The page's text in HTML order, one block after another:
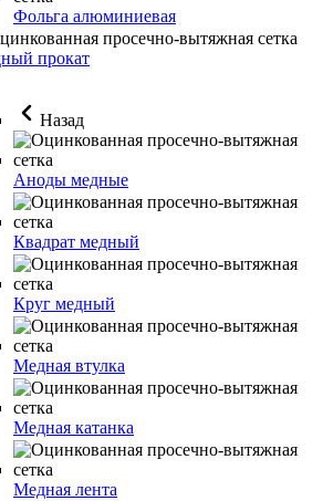
Фольга алюминиевая
прокат
Назад
Аноды медные
Квадрат медный
Круг медный
Медная втулка
Медная катанка
Медная лента